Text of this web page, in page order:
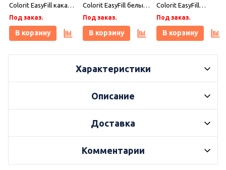
Colorit EasyFill какао 1
кг, Плитонит
Под заказ.
В корзину
Colorit EasyFill белый
1 кг, Плитонит
Под заказ.
В корзину
Colorit EasyFill
бежевый 1 кг,
Плитонит
Под заказ.
В корзину
Характеристики
Описание
Доставка
Комментарии